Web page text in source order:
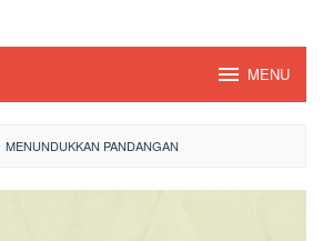
MENU
MENUNDUKKAN PANDANGAN